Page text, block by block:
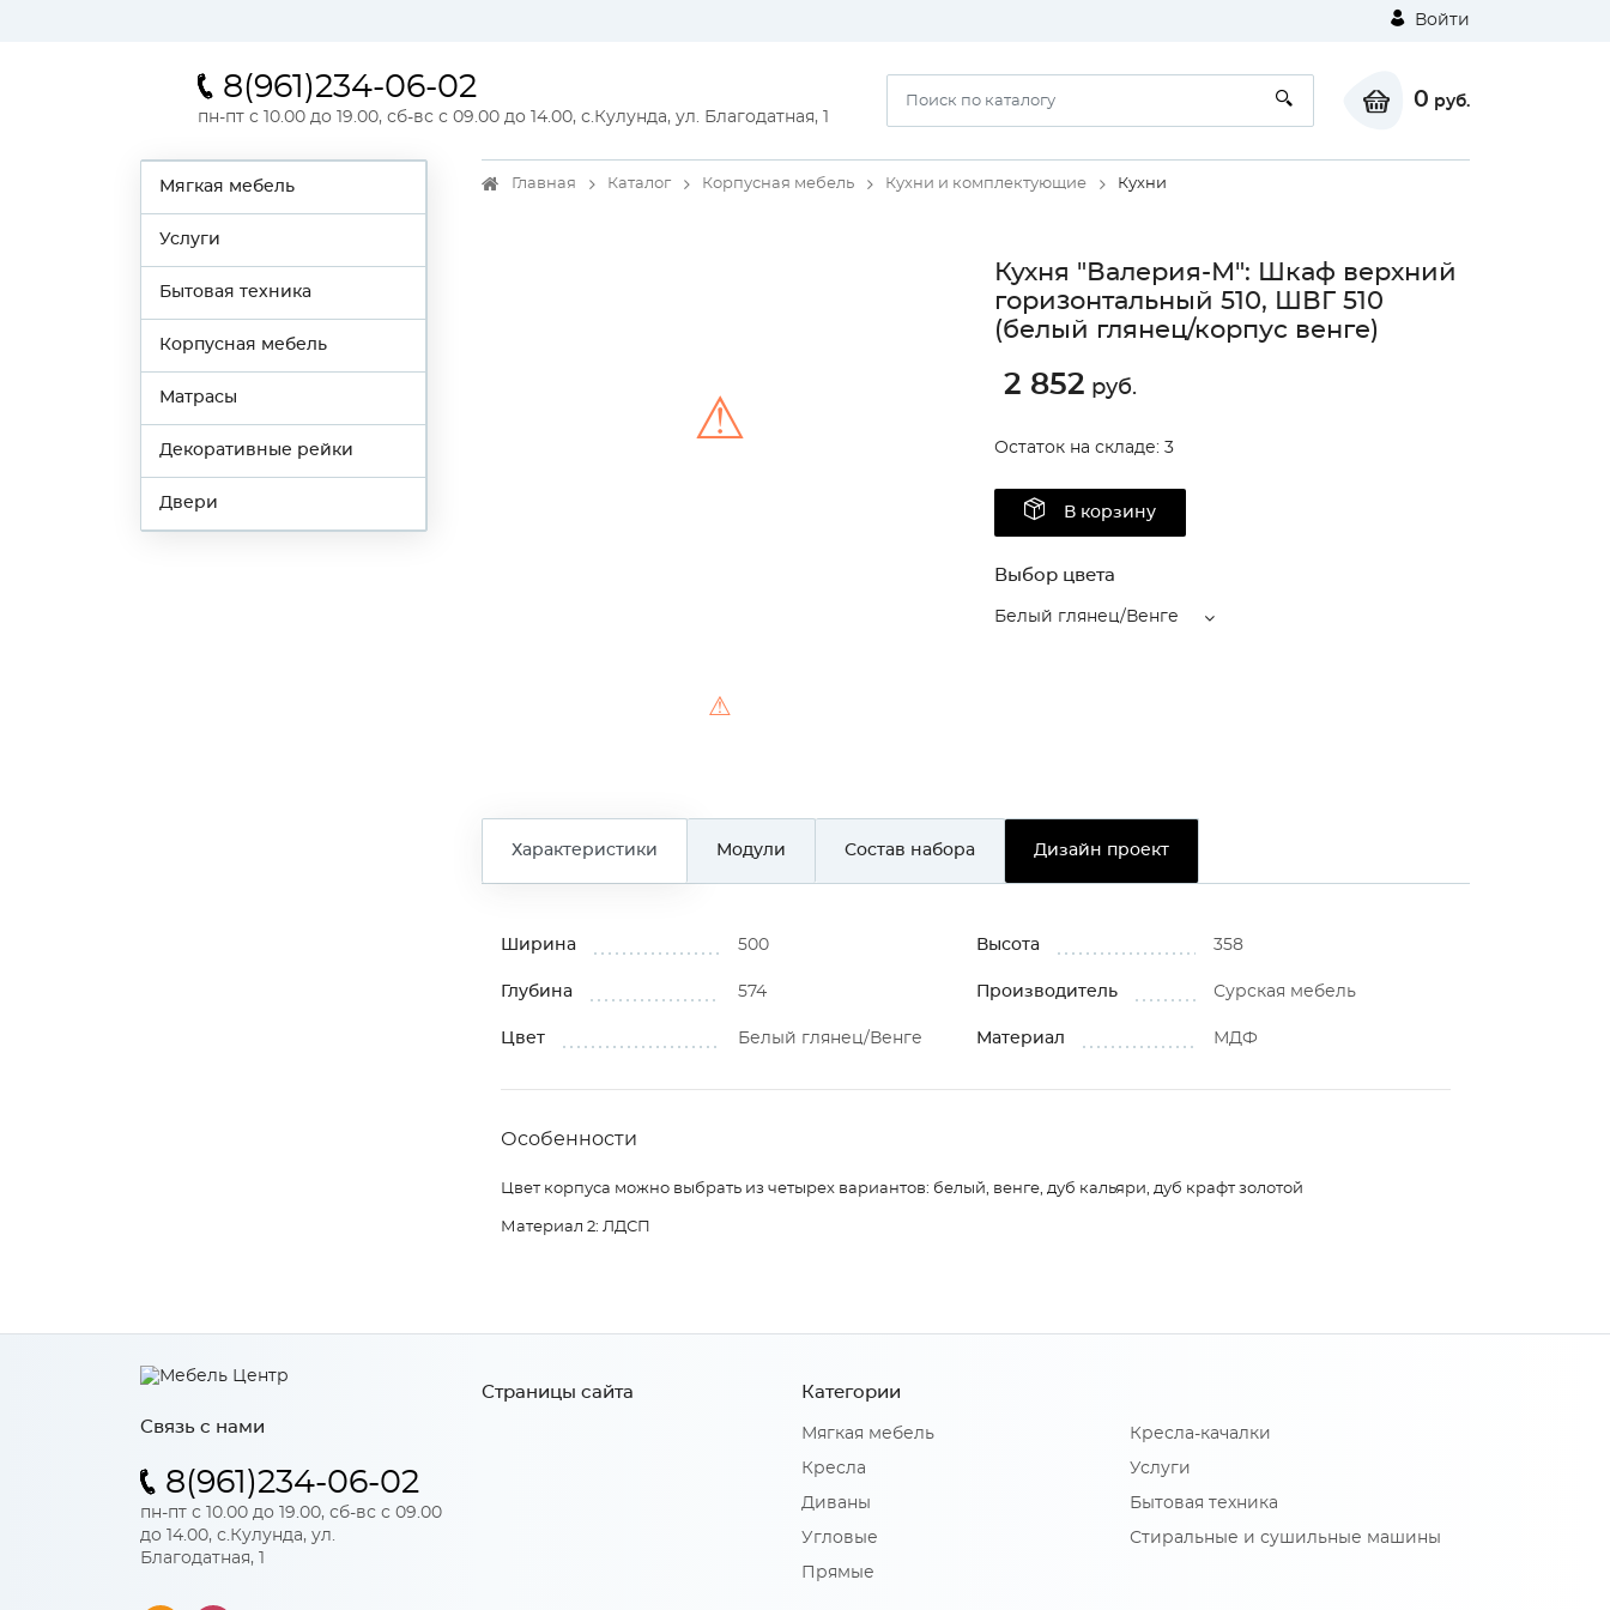
Войти
8(961)234-06-02
пн-пт с 10.00 до 19.00, сб-вс с 09.00 до 14.00, с.Кулунда, ул. Благодатная, 1
0 руб.
Мягкая мебель
Услуги
Бытовая техника
Корпусная мебель
Матрасы
Декоративные рейки
Двери
Главная Каталог Корпусная мебель Кухни и комплектующие Кухни
⚠
⚠
Кухня "Валерия-М": Шкаф верхний
горизонтальный 510, ШВГ 510
(белый глянец/корпус венге)
2 852 руб.
Остаток на складе: 3
В корзину
Выбор цвета
Белый глянец/Венге
Характеристики Модули Состав набора Дизайн проект
Ширина 500 Высота 358
Глубина 574 Производитель Сурская мебель
Цвет Белый глянец/Венге Материал МДФ
Особенности
Цвет корпуса можно выбрать из четырех вариантов: белый, венге, дуб кальяри, дуб крафт золотой
Материал 2: ЛДСП
Связь с нами
8(961)234-06-02
пн-пт с 10.00 до 19.00, сб-вс с 09.00
до 14.00, с.Кулунда, ул.
Благодатная, 1
Страницы сайта Категории
Мягкая мебель
Кресла
Диваны
Угловые
Прямые
Кресла-качалки
Услуги
Бытовая техника
Стиральные и сушильные машины